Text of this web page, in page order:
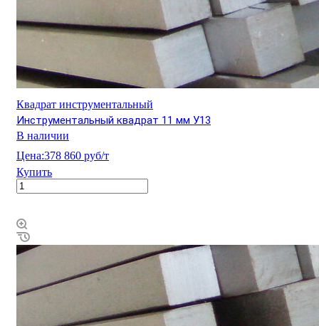
Квадрат инструментальный
Инструментальный квадрат 11 мм У13
В наличии
Цена:378 860 руб/т
Купить